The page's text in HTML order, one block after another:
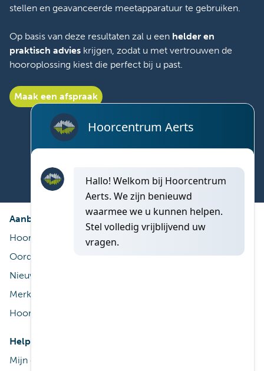
stellen en geavanceerde meetapparatuur te gebruiken.
Op basis van deze resultaten zal u een helder en
praktisch advies krijgen, zodat u met vertrouwen de
hooroplossing kiest die perfect bij u past.
Maak een afspraak
Vind nu een hoorcentrum dicht bij u!
Aanbod
Hoorapparaat
Oordoppen op maat
Nieuwe technologieën
Merken
Hooraccessoires
Diensten
ThuisService
Help
Mijn gehoor